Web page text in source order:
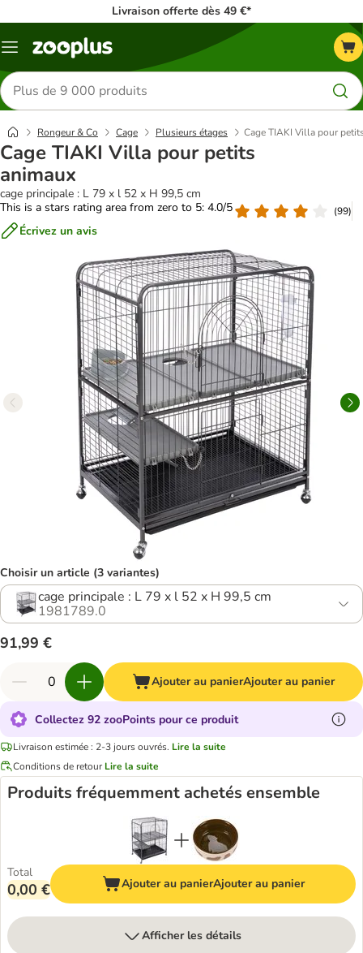
Livraison offerte dès 49 €*
Menu
Rechercher
des
produits
Rongeur & Co Cage Plusieurs étages Cage TIAKI Villa pour
Cage TIAKI Villa pour petits
animaux
cage principale : L 79 x l 52 x H 99,5 cm
This is a stars rating area from zero to 5: 4.0/5
(99)
Écrivez un avis
Choisir un article (3 variantes)
cage principale : L 79 x l 52 x H 99,5 cm
1981789.0
91,99 €
Ajouter au panierAjouter au panier
Collectez 92 zooPoints pour ce produit
Livraison estimée : 2-3 jours ouvrés. Lire la suite
Conditions de retour Lire la suite
Produits fréquemment achetés ensemble
Total
0,00 € Ajouter au panierAjouter au panier
Afficher les détails